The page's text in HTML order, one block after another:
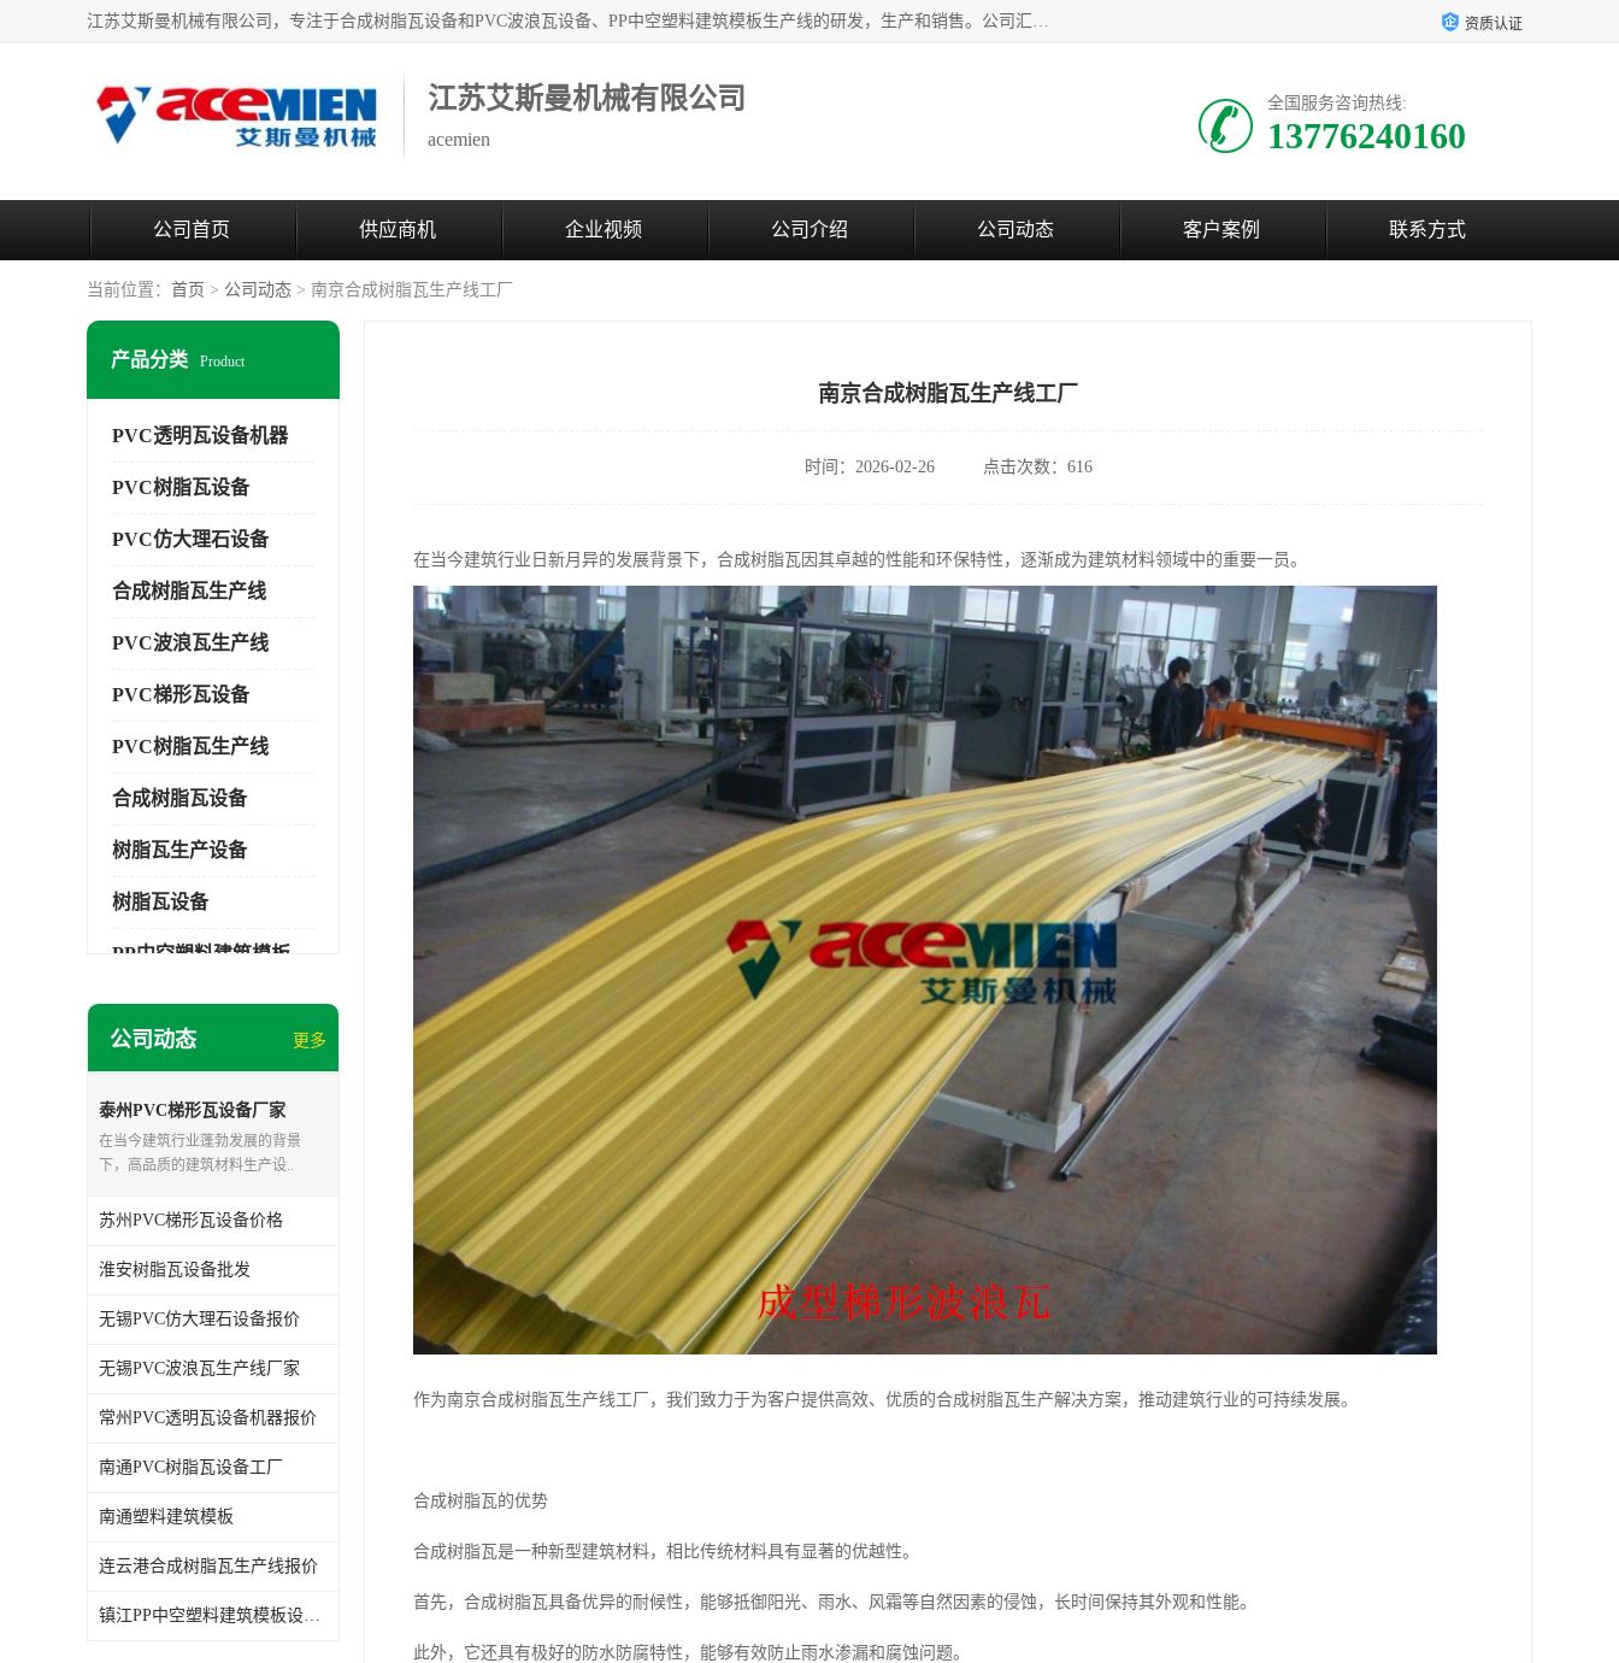
江苏艾斯曼机械有限公司，专注于合成树脂瓦设备和PVC波浪瓦设备、PP中空塑料建筑模板生产线的研发，生产和销售。公司汇集了一批专业技术领域的优秀人才，组成了以中青年科技精英为骨干的高素质科研队伍，在不断的产品研发实践中积累了丰富的产品设计经验和精深的理论知识。 资质认证
江苏艾斯曼机械有限公司
acemien
全国服务咨询热线:
13776240160
公司首页 供应商机 企业视频 公司介绍 公司动态 客户案例 联系方式
当前位置： 首页 > 公司动态 > 南京合成树脂瓦生产线工厂
产品分类 Product
PVC透明瓦设备机器
PVC树脂瓦设备
PVC仿大理石设备
合成树脂瓦生产线
PVC波浪瓦生产线
PVC梯形瓦设备
PVC树脂瓦生产线
合成树脂瓦设备
树脂瓦生产设备
树脂瓦设备
塑料建筑模板
公司动态 更多
泰州PVC梯形瓦设备厂家
在当今建筑行业蓬勃发展的背景
下，高品质的建筑材料生产设..
苏州PVC梯形瓦设备价格
淮安树脂瓦设备批发
无锡PVC仿大理石设备报价
无锡PVC波浪瓦生产线厂家
常州PVC透明瓦设备机器报价
南通PVC树脂瓦设备工厂
南通塑料建筑模板
连云港合成树脂瓦生产线报价
镇江PP中空塑料建筑模板设备工厂
南京合成树脂瓦生产线工厂
时间：2026-02-26 点击次数：616
在当今建筑行业日新月异的发展背景下，合成树脂瓦因其卓越的性能和环保特性，逐渐成为建筑材料领域中的重要一员。
作为南京合成树脂瓦生产线工厂，我们致力于为客户提供高效、优质的合成树脂瓦生产解决方案，推动建筑行业的可持续发展。
合成树脂瓦的优势
合成树脂瓦是一种新型建筑材料，相比传统材料具有显著的优越性。
首先，合成树脂瓦具备优异的耐候性，能够抵御阳光、雨水、风霜等自然因素的侵蚀，长时间保持其外观和性能。
此外，它还具有极好的防水防腐特性，能够有效防止雨水渗漏和腐蚀问题。